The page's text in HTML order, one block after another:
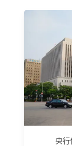
央行